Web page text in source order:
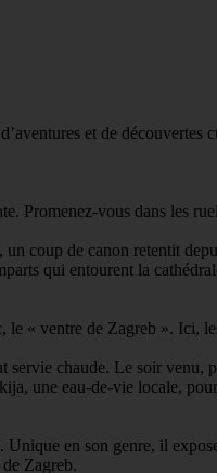
et de
Promenez-vous dans les
coup de canon retentit
qui entourent la
« ventre de Zagreb ». Ici,
chaude. Le soir venu,
une eau-de-vie locale,
en son genre, il
Zagreb.